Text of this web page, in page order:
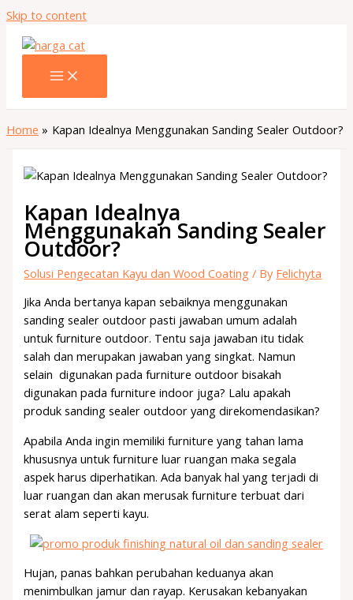
Skip to content
Home Kapan Idealnya Menggunakan Sanding Sealer Outdoor?
Kapan Idealnya
Menggunakan Sanding Sealer
Outdoor?
Solusi Pengecatan Kayu dan Wood Coating / By Felichyta
Jika Anda bertanya kapan sebaiknya menggunakan
sanding sealer outdoor pasti jawaban umum adalah
untuk furniture outdoor. Tentu saja jawaban itu tidak
salah dan merupakan jawaban yang singkat. Namun
selain digunakan pada furniture outdoor bisakah
digunakan pada furniture indoor juga? Lalu apakah
produk sanding sealer outdoor yang direkomendasikan?
Apabila Anda ingin memiliki furniture yang tahan lama
khususnya untuk furniture luar ruangan maka segala
aspek harus diperhatikan. Ada banyak hal yang terjadi di
luar ruangan dan akan merusak furniture terbuat dari
serat alam seperti kayu.
Hujan, panas bahkan perubahan keduanya akan
menimbulkan jamur dan rayap. Kerusakan kebanyakan